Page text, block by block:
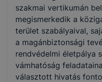
Nem
szakmai vertikumán
megismerkedik a
terület szabályaival,
a magánbiztonsági
rendvédelmi életpálya
vámhatóság
választott hivatás